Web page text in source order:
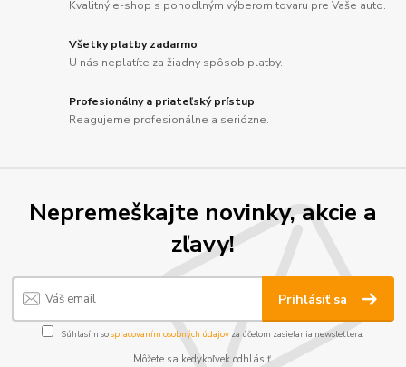
Kvalitný e-shop s pohodlným výberom tovaru pre Vaše auto.
Všetky platby zadarmo
U nás neplatíte za žiadny spôsob platby.
Profesionálny a priateľský prístup
Reagujeme profesionálne a seriózne.
Nepremeškajte novinky, akcie a
zľavy!
Prihlásiť sa
Súhlasím sospracovaním osobných údajov za účelom zasielania newslettera.
Môžete sa kedykoľvek odhlásiť.